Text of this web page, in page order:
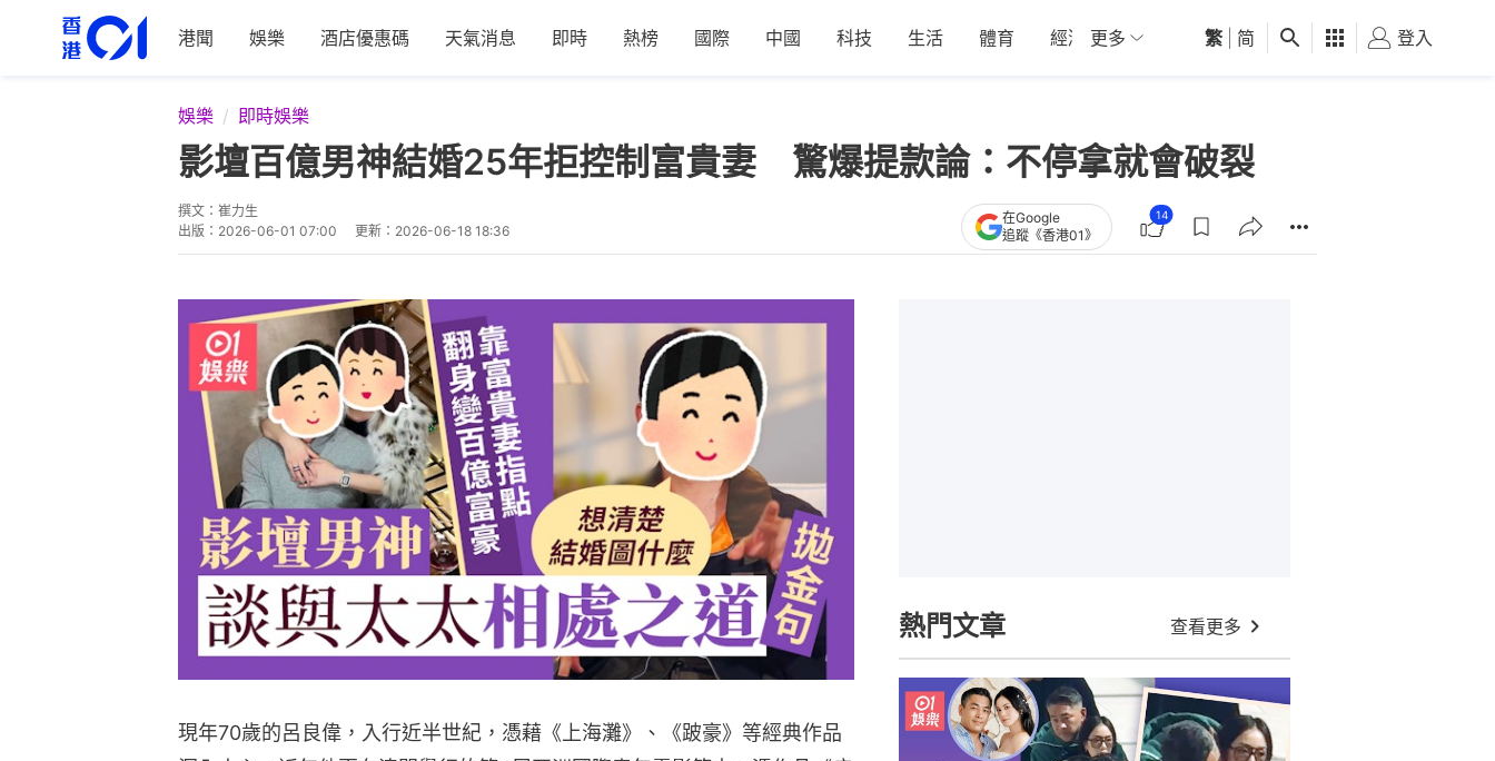
港聞 娛樂 酒店優惠碼 天氣消息 即時 熱榜 國際 中國 科技 生活 體育 經濟 01深圳 觀點 健康 好食玩飛
更多 繁 简 登入
娛樂 即時娛樂
影壇百億男神結婚25年拒控制富貴妻 驚爆提款論：不停拿就會破裂
撰文： 崔力生
出版： 2026-06-01 07:00 更新： 2026-06-18 18:36
在Google
追蹤《香港01》
14
現年70歲的呂良偉，入行近半世紀，憑藉《上海灘》、《跛豪》等經典作品
熱門文章 查看更多